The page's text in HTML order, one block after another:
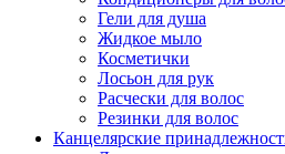
Гели для душа
Жидкое мыло
Косметички
Лосьон для рук
Расчески для волос
Резинки для волос
Канцелярские